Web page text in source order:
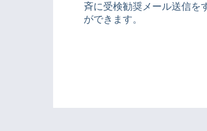
斉に受検勧奨メール送信を
ができます。